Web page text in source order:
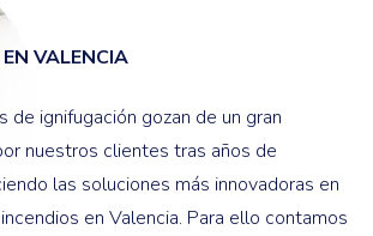
VALENCIA
de ignifugación gozan de un gran
nuestros clientes tras años de
las soluciones más innovadoras en
en Valencia. Para ello contamos